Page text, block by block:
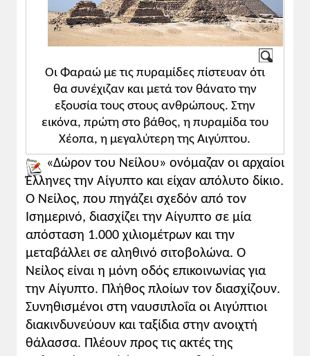
Οι Φαραώ με τις πυραμίδες πίστευαν ότι
θα συνέχιζαν και μετά τον θάνατο την
εξουσία τους στους ανθρώπους. Στην
εικόνα, πρώτη στο βάθος, η πυραμίδα του
Χέοπα, η μεγαλύτερη της Αιγύπτου.
«Δώρον του Νείλου» ονόμαζαν οι αρχαίοι
Έλληνες την Αίγυπτο και είχαν απόλυτο δίκιο.
Ο Νείλος, που πηγάζει σχεδόν από τον
Ισημερινό, διασχίζει την Αίγυπτο σε μία
απόσταση 1.000 χιλιομέτρων και την
μεταβάλλει σε αληθινό σιτοβολώνα. Ο
Νείλος είναι η μόνη οδός επικοινωνίας για
την Αίγυπτο. Πλήθος πλοίων τον διασχίζουν.
Συνηθισμένοι στη ναυσιπλοΐα οι Αιγύπτιοι
διακινδυνεύουν και ταξίδια στην ανοιχτή
θάλασσα. Πλέουν προς τις ακτές της